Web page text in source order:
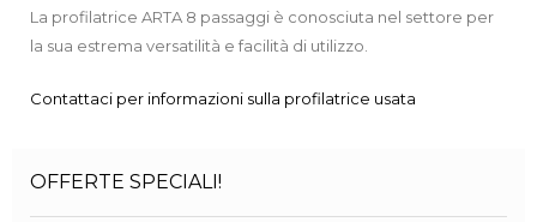
La profilatrice ARTA 8 passaggi è conosciuta nel settore per
la sua estrema versatilità e facilità di utilizzo.
Contattaci per informazioni sulla profilatrice usata
OFFERTE SPECIALI!